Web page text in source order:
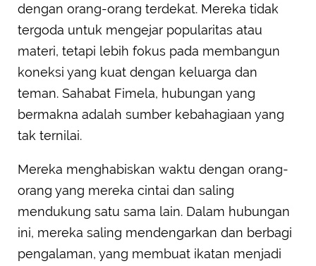
dengan orang-orang terdekat. Mereka tidak
tergoda untuk mengejar popularitas atau
materi, tetapi lebih fokus pada membangun
koneksi yang kuat dengan keluarga dan
teman. Sahabat Fimela, hubungan yang
bermakna adalah sumber kebahagiaan yang
tak ternilai.
Mereka menghabiskan waktu dengan orang-
orang yang mereka cintai dan saling
mendukung satu sama lain. Dalam hubungan
ini, mereka saling mendengarkan dan berbagi
pengalaman, yang membuat ikatan menjadi